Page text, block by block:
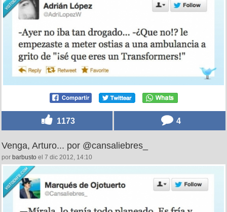
1173 4
Venga, Arturo... por @cansaliebres_
por barbusto el 7 dic 2012, 14:10